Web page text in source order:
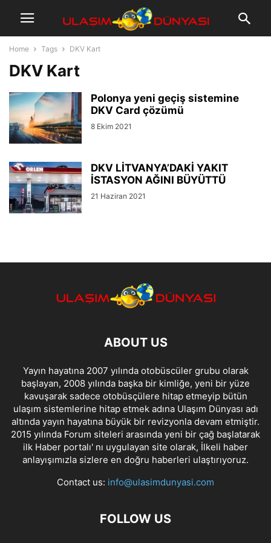
Home Tags DKV Kart
DKV Kart
Polonya yeni geçiş sistemine
DKV Card çözümü
8 Ekim 2021
DKV LİTVANYA’DAKİ YAKIT
İSTASYON AĞINI BÜYÜTTÜ
21 Haziran 2021
ABOUT US
Yayın hayatına 2007 yılında otobüscüler grubu olarak
başlayan, 2008 yılında başka bir kimliğe, yeni bir yüze
kavuşarak sadece otobüsçülere hitap etmeyip bütün
ulaşım sistemlerine hitap etmek adına Ulaşım Dünyası adı
altında yayın hayatına büyük bir revizyonla devam etmiştir.
2015 yılında Forum siteleri arasında yeni bir çağ başlatarak
ilk Haber portalı' nı uygulayan site olarak, İlkeli haber
anlayışımızla sizlere en doğru haberleri ulaştırıyoruz.
Contact us: info@ulasimdunyasi.com
FOLLOW US